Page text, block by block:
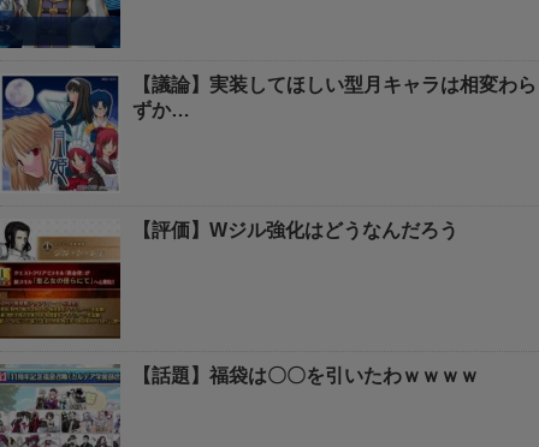
【議論】実装してほしい型月キャラは相変わら
ずか…
【評価】Wジル強化はどうなんだろう
【話題】福袋は〇〇を引いたわｗｗｗｗ